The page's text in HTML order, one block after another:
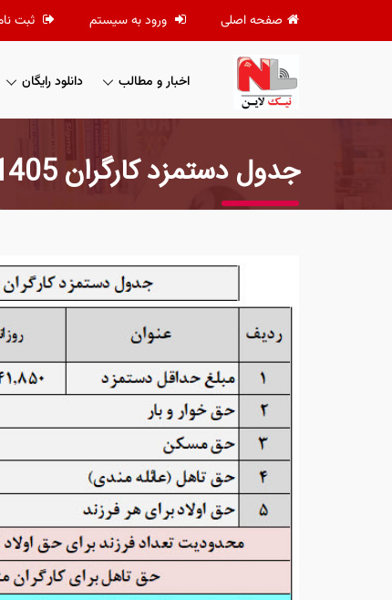
صفحه اصلی ورود به سیستم ثبت
اخبار و مطالب دانلود رایگان
جدول دستمزد کارگران 1405 تعیین شد